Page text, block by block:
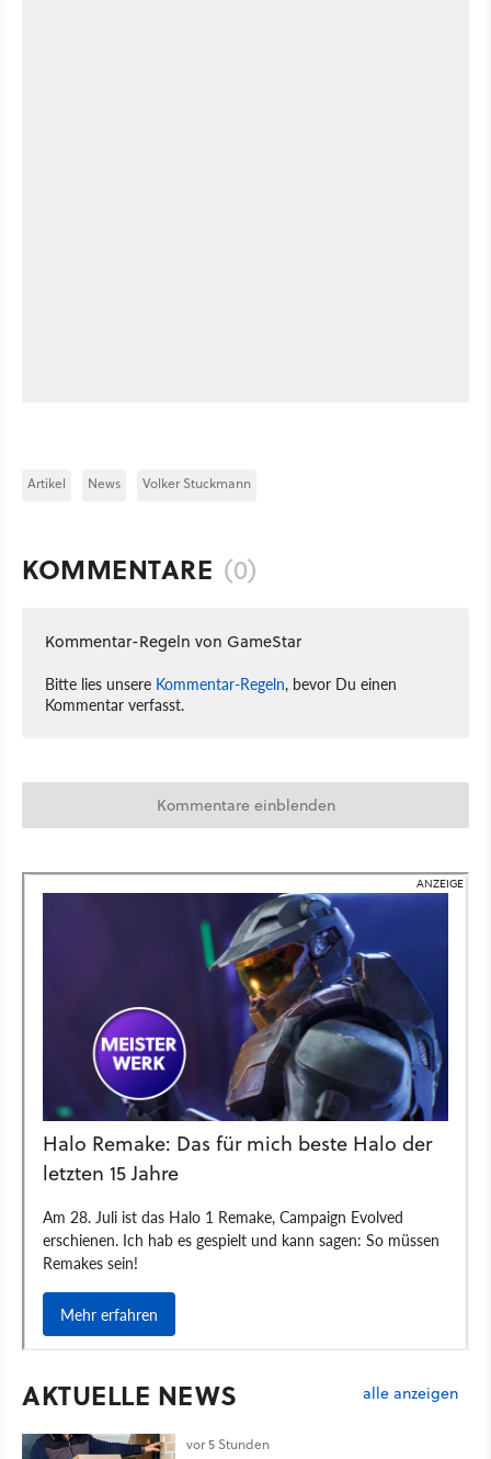
Artikel News Volker Stuckmann
KOMMENTARE (0)
Kommentar-Regeln von GameStar
Bitte lies unsere Kommentar-Regeln, bevor Du einen
Kommentar verfasst.
Kommentare einblenden
AKTUELLE NEWS alle anzeigen
vor 5 Stunden